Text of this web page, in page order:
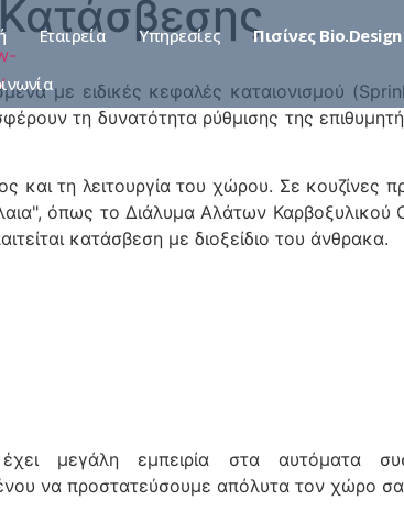
Εταιρεία Υπηρεσίες Πισίνες Bio.Design
με ειδικές κεφαλές καταιονισμού
τη δυνατότητα ρύθμισης της
και τη λειτουργία του χώρου. Σε κουζίνες
όπως το Διάλυμα Αλάτων Καρβοξυλικού
κατάσβεση με διοξείδιο του άνθρακα.
μεγάλη εμπειρία στα αυτόματα
να προστατεύσουμε απόλυτα τον χώρο